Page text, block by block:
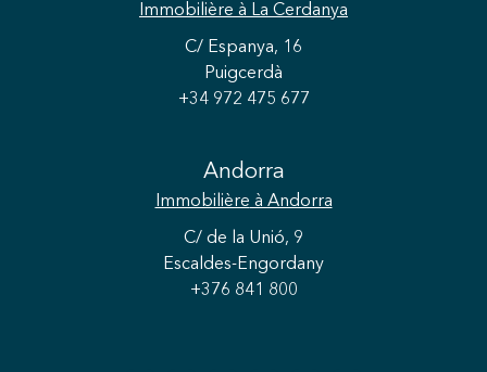
Immobilière à La Cerdanya
C/ Espanya, 16
Puigcerdà
+34 972 475 677
Andorra
Immobilière à Andorra
C/ de la Unió, 9
Escaldes-Engordany
+376 841 800